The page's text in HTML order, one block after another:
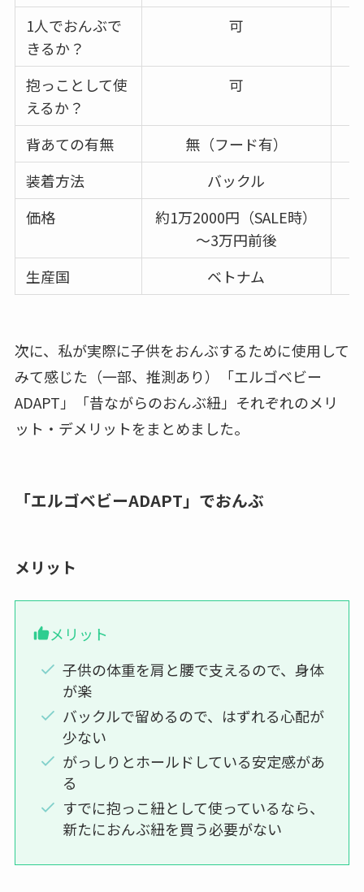
1人でおんぶで
きるか？
可
抱っことして使
えるか？
可
背あての有無
無（フード有）
装着方法
バックル
価格
約1万2000円（SALE時）
～3万円前後
生産国
ベトナム
次に、私が実際に子供をおんぶするために使用して
みて感じた（一部、推測あり）「エルゴベビー
ADAPT」「昔ながらのおんぶ紐」それぞれのメリ
ット・デメリットをまとめました。
「エルゴベビーADAPT」でおんぶ
メリット
メリット
子供の体重を肩と腰で支えるので、身体
が楽
バックルで留めるので、はずれる心配が
少ない
がっしりとホールドしている安定感があ
る
すでに抱っこ紐として使っているなら、
新たにおんぶ紐を買う必要がない